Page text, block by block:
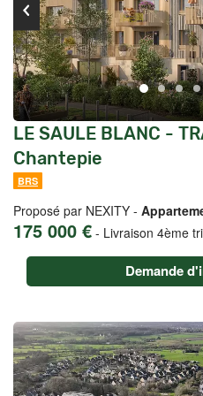
LE SAULE BLANC -
Chantepie
BRS
Proposé par NEXITY -
175 000 € - Livraison 4ème
Demande